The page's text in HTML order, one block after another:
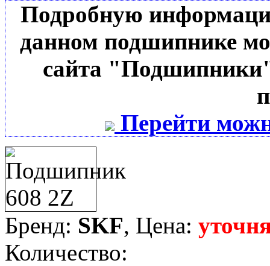
Подробную
данном подшипнике
сайта
Перейти
Бренд: SKF, Цена:
Количество: